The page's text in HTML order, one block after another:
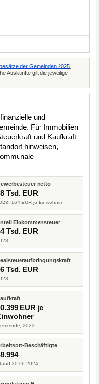
der Gemeinden 2025
Auskünfte gilt die jeweilige
und
Für Immobilien
und Kaufkraft
hinweisen,
netto
Tsd. EUR
164 EUR je Einwohner
Einkommensteuer
Tsd. EUR
Tsd. EUR
EUR je
2023
Beschäftigte
30.06.2024